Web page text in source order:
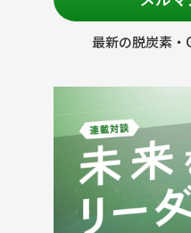
最新の脱炭素・